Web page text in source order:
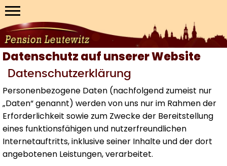
Datenschutz auf unserer Website
Datenschutzerklärung
Personenbezogene Daten (nachfolgend zumeist nur
„Daten“ genannt) werden von uns nur im Rahmen der
Erforderlichkeit sowie zum Zwecke der Bereitstellung
eines funktionsfähigen und nutzerfreundlichen
Internetauftritts, inklusive seiner Inhalte und der dort
angebotenen Leistungen, verarbeitet.